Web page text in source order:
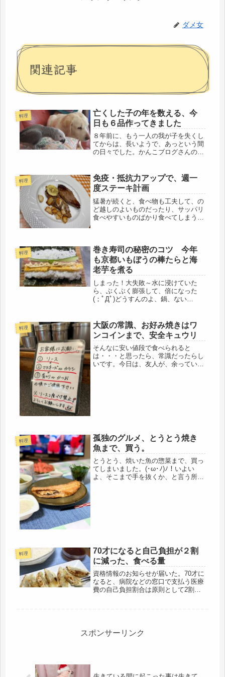
ダメ女
関連記事
料理
亡くした子の年を数える、今
日も６品作ってきました
８年前に、もう一人の我が子を失くし
てからは、長いようで、あっという間
の日々でした。かんこブログさんの愛
りし日の姿、写真を見れるようになり
ました。（ちなみに、バグダットカフ
ェ...
料理
免疫・抵抗力アップで、週一
度ステーキ計画
猛暑が続くと、食べ物も工夫して、の
ど越しのよいものだったり、サッパリ
食べやすいものばかり食べてしまうの
来ることなら、食事で太りたい。自分
の...
料理
巻き寿司の秘密のコツ 今年
も京都いもぼうの棒たらと海
老芋を煮る
しまった！大失敗～水に浸けていた
ら、ぶくぶく膨張して、倍になった
(；ﾟДﾟ)どうすんのよ、鍋、ない
だ届かず。今日は、休みになったの
で、朝から、デパートへ母の正月のお
菓子を買い...
料理
大阪の常識、お好み焼きはワ
ンコインまで、安全キュウリ
そんなに安い値段で食べられると
は・・・と思ったら、常識だったらし
いです。今日は、友人が、余っている
料理
孤独のグルメ、とうとう焼き
魚まで、買う。
とうとう、焼いた魚の惣菜まで、買っ
てしまいました。(･ω･ﾉ)ﾉ！いよい
よ、そこまで手を抜くか、と言う所。
料理
70才になると自己負担が２割
に減った、食べる量
資格情報のお知らせが届いた。70才に
なると、病院などの窓口で支払う医療
費の自己負担割合は原則として2割に
取...
スポンサーリンク